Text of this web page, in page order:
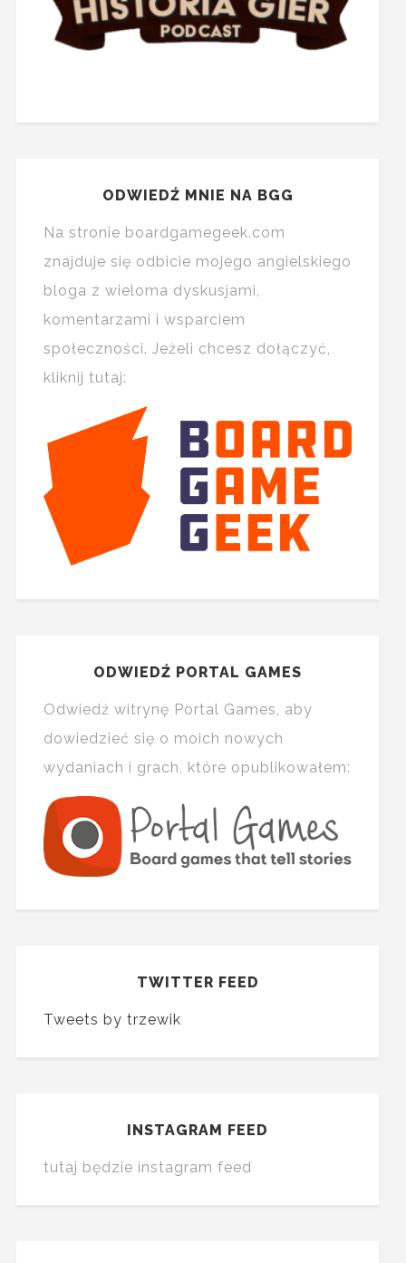
ODWIEDŹ MNIE NA BGG
Na stronie boardgamegeek.com
znajduje się odbicie mojego angielskiego
bloga z wieloma dyskusjami,
komentarzami i wsparciem
społeczności. Jeżeli chcesz dołączyć,
kliknij tutaj:
ODWIEDŹ PORTAL GAMES
Odwiedź witrynę Portal Games, aby
dowiedzieć się o moich nowych
wydaniach i grach, które opublikowałem:
TWITTER FEED
Tweets by trzewik
INSTAGRAM FEED
tutaj będzie instagram feed